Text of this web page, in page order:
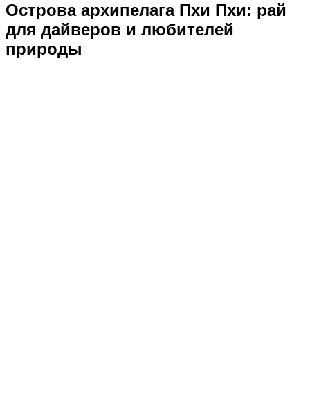
Острова архипелага Пхи Пхи: рай
для дайверов и любителей
природы